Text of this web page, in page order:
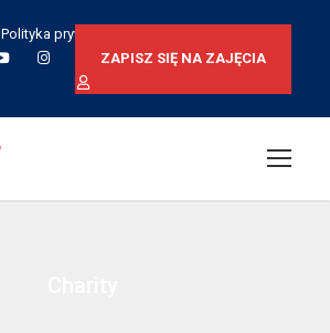
Polityka prywatności
ZAPISZ SIĘ NA ZAJĘCIA